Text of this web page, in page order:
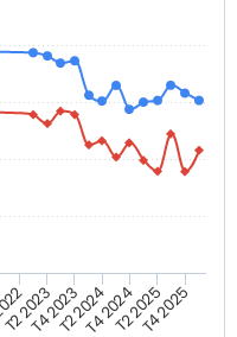
T2 2023T4 2023T2 2024T4 2024T2 2025T4 2025